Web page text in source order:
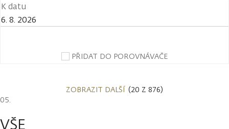
K datu
6. 8. 2026
PŘIDAT DO POROVNÁVAČE
ZOBRAZIT DALŠÍ (20 Z 876)
VŠE